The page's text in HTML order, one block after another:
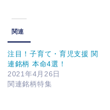
関連
注目！子育て・育児支援 関
連銘柄 本命4選！
2021年4月26日
関連銘柄特集